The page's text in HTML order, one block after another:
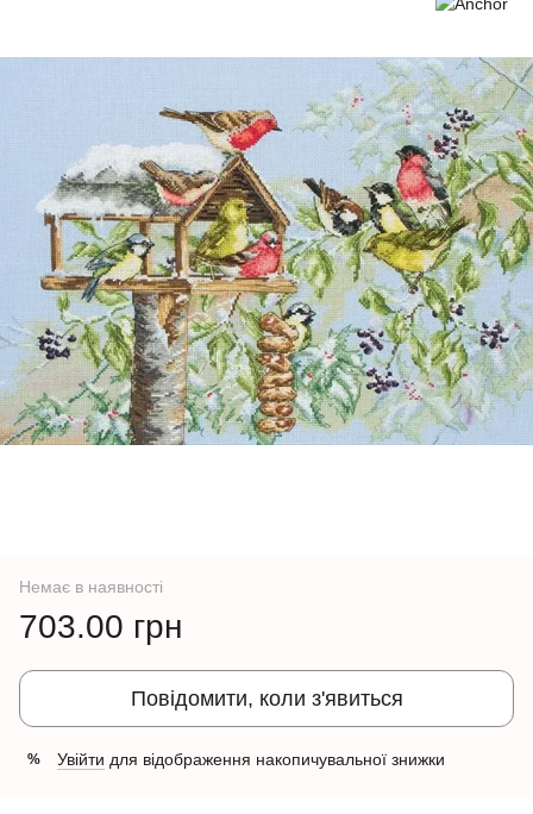
Немає в наявності
703.00 грн
Повідомити, коли з'явиться
% Увійти для відображення накопичувальної знижки